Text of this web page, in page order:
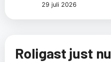
29 juli 2026
Roligast just nu